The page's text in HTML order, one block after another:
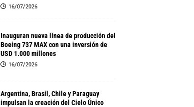
16/07/2026
Inauguran nueva línea de producción del
Boeing 737 MAX con una inversión de
USD 1.000 millones
16/07/2026
Argentina, Brasil, Chile y Paraguay
impulsan la creación del Cielo Único